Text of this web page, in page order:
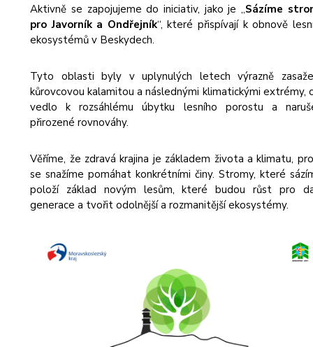
Aktivně se zapojujeme do iniciativ, jako je „Sázíme
pro Javorník a Ondřejník“, které přispívají k obnově
ekosystémů v Beskydech.
Tyto oblasti byly v uplynulých letech výrazně
kůrovcovou kalamitou a následnými klimatickými extrémy,
vedlo k rozsáhlému úbytku lesního porostu a
přirozené rovnováhy.
Věříme, že zdravá krajina je základem života a klimatu,
se snažíme pomáhat konkrétními činy. Stromy, které
položí základ novým lesům, které budou růst pro
generace a tvořit odolnější a rozmanitější ekosystémy.